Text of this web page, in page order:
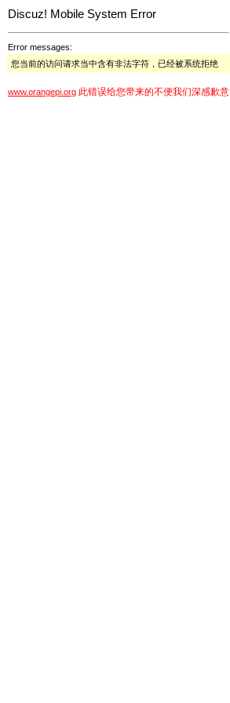
Discuz! Mobile System Error
Error messages:
您当前的访问请求当中含有非法字符，已经被系统拒绝
www.orangepi.org 此错误给您带来的不便我们深感歉意